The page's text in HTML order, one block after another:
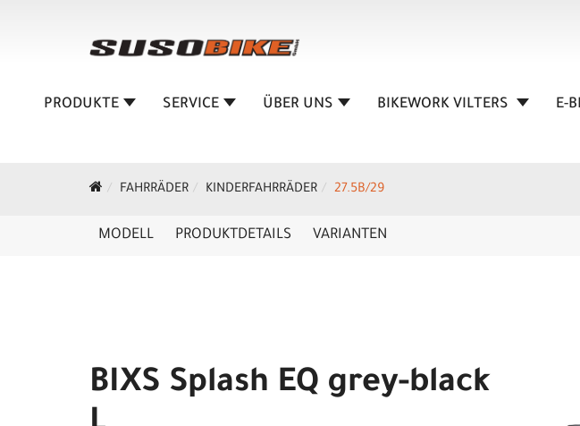
PRODUKTE SERVICE ÜBER UNS BIKEWORK VILTERS E-
FAHRRÄDER KINDERFAHRRÄDER 27.5B/29
MODELL PRODUKTDETAILS VARIANTEN
BIXS Splash EQ grey-black